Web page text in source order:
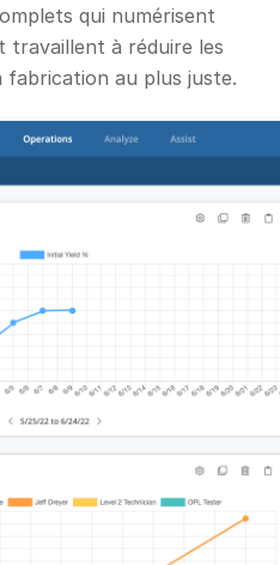
qui numérisent
travaillent à réduire les
fabrication au plus juste.